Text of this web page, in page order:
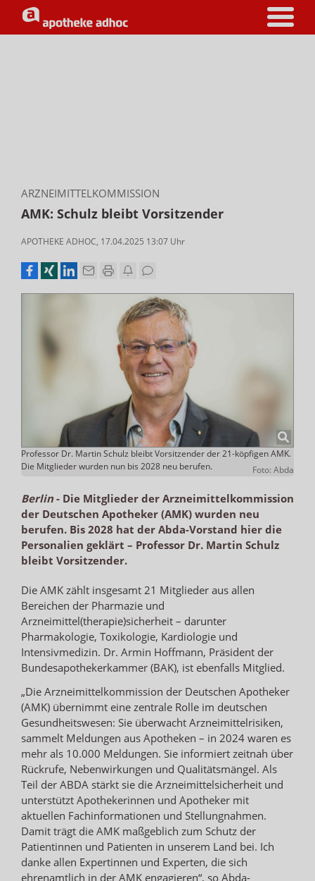
ARZNEIMITTELKOMMISSION
AMK: Schulz bleibt Vorsitzender
APOTHEKE ADHOC, 17.04.2025 13:07 Uhr
Professor Dr. Martin Schulz bleibt Vorsitzender der 21-köpfigen AMK.
Die Mitglieder wurden nun bis 2028 neu berufen.
Foto: Abda
Berlin- Die Mitglieder der Arzneimittelkommission
der Deutschen Apotheker (AMK) wurden neu
berufen. Bis 2028 hat der Abda-Vorstand hier die
Personalien geklärt – Professor Dr. Martin Schulz
bleibt Vorsitzender.
Die AMK zählt insgesamt 21 Mitglieder aus allen
Bereichen der Pharmazie und
Arzneimittel(therapie)sicherheit – darunter
Pharmakologie, Toxikologie, Kardiologie und
Intensivmedizin. Dr. Armin Hoffmann, Präsident der
Bundesapothekerkammer (BAK), ist ebenfalls Mitglied.
„Die Arzneimittelkommission der Deutschen Apotheker
(AMK) übernimmt eine zentrale Rolle im deutschen
Gesundheitswesen: Sie überwacht Arzneimittelrisiken,
sammelt Meldungen aus Apotheken – in 2024 waren es
mehr als 10.000 Meldungen. Sie informiert zeitnah über
Rückrufe, Nebenwirkungen und Qualitätsmängel. Als
Teil der ABDA stärkt sie die Arzneimittelsicherheit und
unterstützt Apothekerinnen und Apotheker mit
aktuellen Fachinformationen und Stellungnahmen.
Damit trägt die AMK maßgeblich zum Schutz der
Patientinnen und Patienten in unserem Land bei. Ich
danke allen Expertinnen und Experten, die sich
ehrenamtlich in der AMK engagieren“, so Abda-